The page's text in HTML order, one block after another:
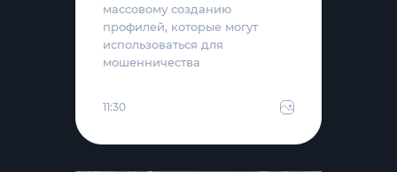
массовому созданию
профилей, которые могут
использоваться для
мошенничества
11:30